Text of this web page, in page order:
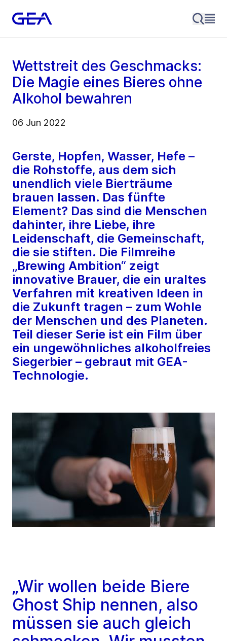
Wettstreit des Geschmacks:
Die Magie eines Bieres ohne
Alkohol bewahren
06 Jun 2022
Gerste, Hopfen, Wasser, Hefe –
die Rohstoffe, aus dem sich
unendlich viele Bierträume
brauen lassen. Das fünfte
Element? Das sind die Menschen
dahinter, ihre Liebe, ihre
Leidenschaft, die Gemeinschaft,
die sie stiften. Die Filmreihe
„Brewing Ambition“ zeigt
innovative Brauer, die ein uraltes
Verfahren mit kreativen Ideen in
die Zukunft tragen – zum Wohle
der Menschen und des Planeten.
Teil dieser Serie ist ein Film über
ein ungewöhnliches alkoholfreies
Siegerbier – gebraut mit GEA-
Technologie.
„Wir wollen beide Biere
Ghost Ship nennen, also
müssen sie auch gleich